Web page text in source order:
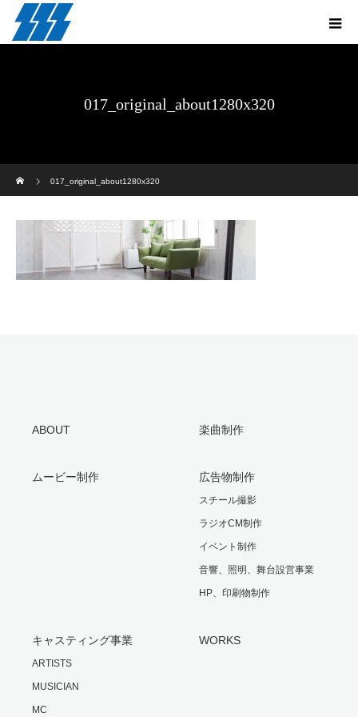
017_original_about1280x320
017_original_about1280x320
ABOUT 楽曲制作
ムービー制作 広告物制作
スチール撮影
ラジオCM制作
イベント制作
音響、照明、舞台設営事業
HP、印刷物制作
キャスティング事業
ARTISTS
MUSICIAN
MC
WORKS